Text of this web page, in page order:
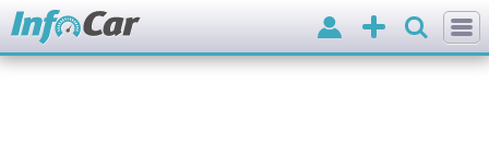
Додати
оголошення
Вхід